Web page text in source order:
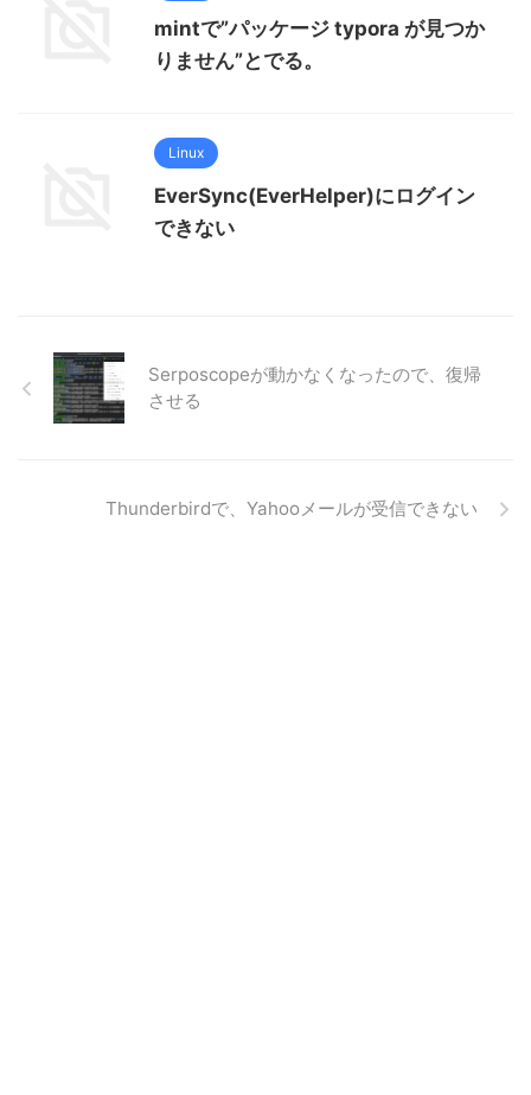
mintで”パッケージ typora が見つか
りません”とでる。
Linux
EverSync(EverHelper)にログイン
できない
Serposcopeが動かなくなったので、復帰
させる
Thunderbirdで、Yahooメールが受信できない